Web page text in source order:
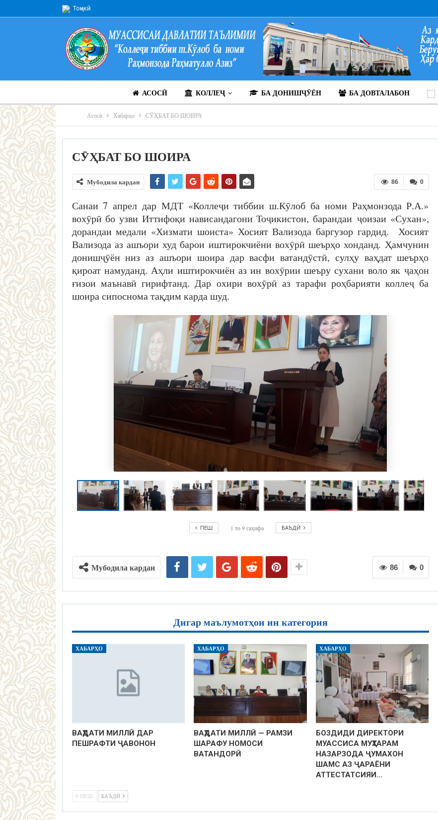
Тоҷикӣ
АСОСӢ КОЛЛЕҶ БА ДОНИШҶӮЁН БА ДОВТАЛАБОН
Асосӣ Хабарҳо СӮҲБАТ БО ШОИРА
СӮҲБАТ БО ШОИРА
0
86
Мубодила кардан
Санаи 7 апрел дар МДТ «Коллеҷи тиббии ш.Кӯлоб ба номи Раҳмонзода Р.А.»
вохӯрӣ бо узви Иттифоқи нависандагони Тоҷикистон, барандаи ҷоизаи «Сухан»,
дорандаи медали «Хизмати шоиста» Хосият Вализода баргузор гардид. Хосият
Вализода аз ашъори худ барои иштирокчиёни вохӯрӣ шеърҳо хонданд. Ҳамчунин
донишҷӯён низ аз ашъори шоира дар васфи ватандӯстӣ, сулҳу ваҳдат шеърҳо
қироат намуданд. Аҳли иштирокчиён аз ин вохӯрии шеъру сухани воло як ҷаҳон
ғизои маънавӣ гирифтанд. Дар охири вохӯрӣ аз тарафи роҳбарияти коллеҷ ба
шоира сипоснома тақдим карда шуд.
ПЕШ 1 то9саҳифа БАЪДӢ
0
86
Мубодила кардан
Дигар маълумотҳои ин категория
ХАБАРҲО
ВАҲДАТИ МИЛЛӢ ДАР
ПЕШРАФТИ ҶАВОНОН
ХАБАРҲО
ВАҲДАТИ МИЛЛӢ — РАМЗИ
ШАРАФУ НОМОСИ
ВАТАНДОРӢ
ХАБАРҲО
БОЗДИДИ ДИРЕКТОРИ
МУАССИСА МУҲТАРАМ
НАЗАРЗОДА ҶУМАХОН
ШАМС АЗ ҶАРАЁНИ
АТТЕСТАТСИЯИ…
ПЕШ БАЪДӢ